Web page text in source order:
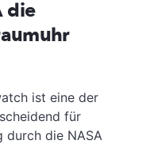
die
ist eine der
für
durch die NASA